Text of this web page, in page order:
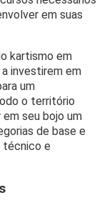
em suas
kartismo em
investirem em
um
o território
seu bojo um
de base e
técnico e